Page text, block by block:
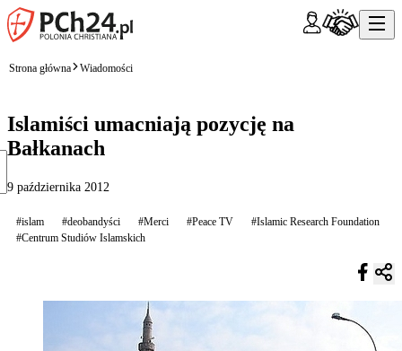
Strona główna Wiadomości
Islamiści umacniają pozycję na
Bałkanach
9 października 2012
#islam #deobandyści #Merci #Peace TV
#Islamic Research Foundation
#Centrum Studiów Islamskich